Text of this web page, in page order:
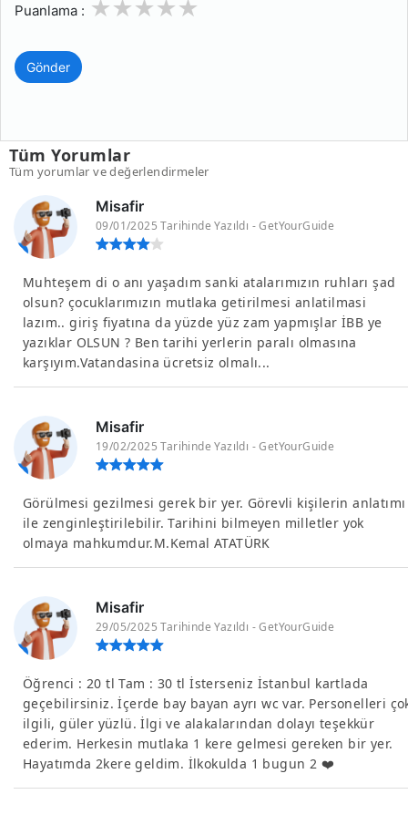
Puanlama : 3
2
1
Gönder
Tüm Yorumlar
Tüm yorumlar ve değerlendirmeler
Misafir
09/01/2025 Tarihinde Yazıldı - GetYourGuide
Muhteşem di o anı yaşadım sanki atalarımızın ruhları şad
olsun? çocuklarımızın mutlaka getirilmesi anlatilmasi
lazım.. giriş fiyatına da yüzde yüz zam yapmışlar İBB ye
yazıklar OLSUN ? Ben tarihi yerlerin paralı olmasına
karşıyım.Vatandasina ücretsiz olmalı...
Misafir
19/02/2025 Tarihinde Yazıldı - GetYourGuide
Görülmesi gezilmesi gerek bir yer. Görevli kişilerin anlatımı
ile zenginleştirilebilir. Tarihini bilmeyen milletler yok
olmaya mahkumdur.M.Kemal ATATÜRK
Misafir
29/05/2025 Tarihinde Yazıldı - GetYourGuide
Öğrenci : 20 tl Tam : 30 tl İsterseniz İstanbul kartlada
geçebilirsiniz. İçerde bay bayan ayrı wc var. Personelleri
ilgili, güler yüzlü. İlgi ve alakalarından dolayı teşekkür
ederim. Herkesin mutlaka 1 kere gelmesi gereken bir yer.
Hayatımda 2kere geldim. İlkokulda 1 bugun 2 ❤️